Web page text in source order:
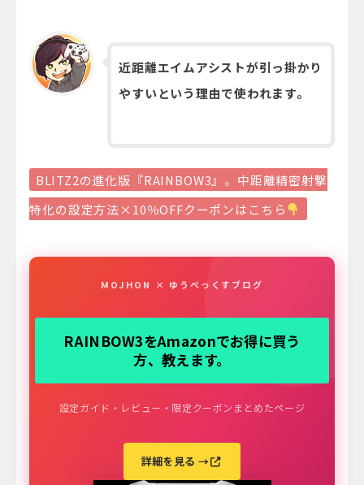
近距離エイムアシストが引っ掛かり
やすいという理由で使われます。
BLITZ2の進化版『RAINBOW3』。中距離精密射撃
特化の設定方法×10％OFFクーポンはこちら
MOJHON × ゆうぺっくすブログ
RAINBOW3をAmazonでお得に買う
方、教えます。
設定ガイド・レビュー・限定クーポンまとめたページ
詳細を見る →